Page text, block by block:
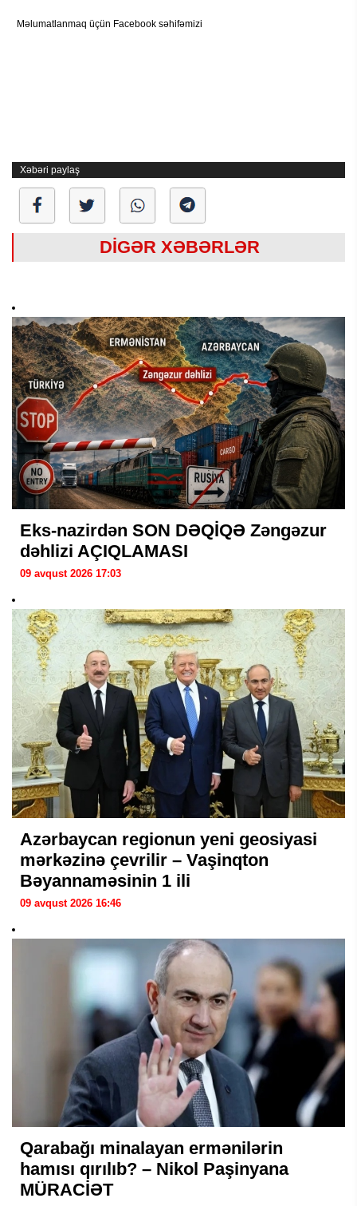
Məlumatlanmaq üçün Facebook səhifəmizi
Xəbəri paylaş
DİGƏR XƏBƏRLƏR
Eks-nazirdən SON DƏQİQƏ Zəngəzur
dəhlizi AÇIQLAMASI
09 avqust 2026 17:03
Azərbaycan regionun yeni geosiyasi
mərkəzinə çevrilir – Vaşinqton
Bəyannaməsinin 1 ili
09 avqust 2026 16:46
Qarabağı minalayan ermənilərin
hamısı qırılıb? – Nikol Paşinyana
MÜRACİƏT